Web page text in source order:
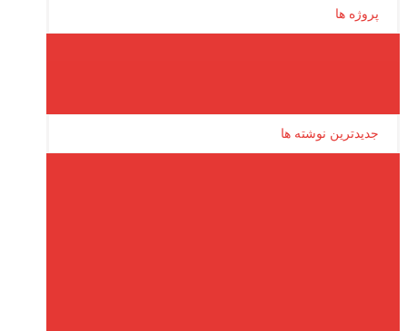
پروژه ها
جدیدترین نوشته ها